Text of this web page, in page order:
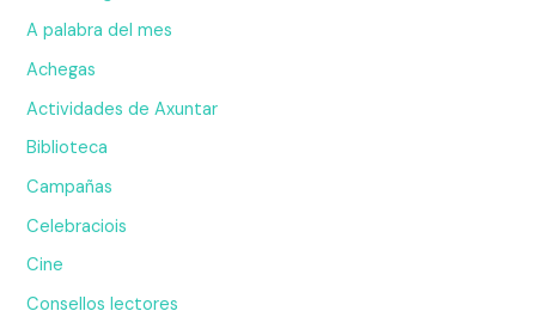
A palabra del mes
Achegas
Actividades de Axuntar
Biblioteca
Campañas
Celebraciois
Cine
Consellos lectores